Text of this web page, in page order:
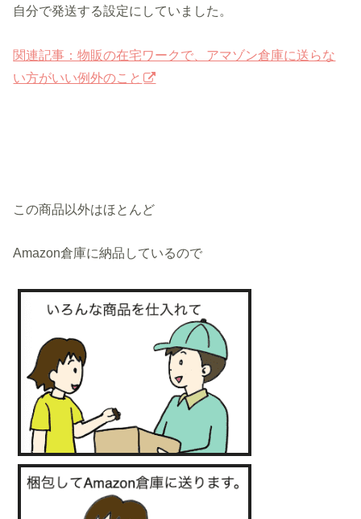
自分で発送する設定にしていました。
関連記事：物販の在宅ワークで、アマゾン倉庫に送らな
い方がいい例外のこと
この商品以外はほとんど
Amazon倉庫に納品しているので